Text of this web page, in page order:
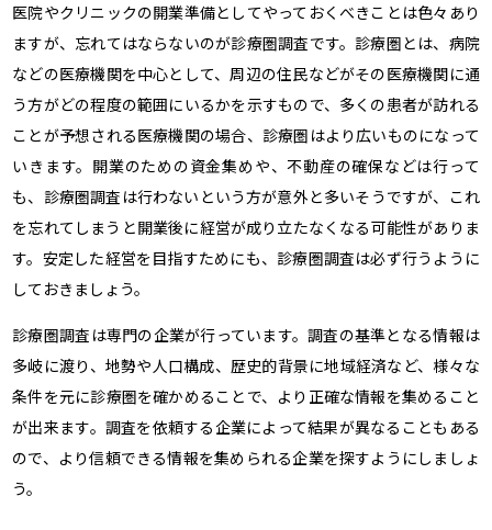
医院やクリニックの開業準備としてやっておくべきことは色々あり
ますが、忘れてはならないのが診療圏調査です。診療圏とは、病院
などの医療機関を中心として、周辺の住民などがその医療機関に通
う方がどの程度の範囲にいるかを示すもので、多くの患者が訪れる
ことが予想される医療機関の場合、診療圏はより広いものになって
いきます。開業のための資金集めや、不動産の確保などは行って
も、診療圏調査は行わないという方が意外と多いそうですが、これ
を忘れてしまうと開業後に経営が成り立たなくなる可能性がありま
す。安定した経営を目指すためにも、診療圏調査は必ず行うように
しておきましょう。
診療圏調査は専門の企業が行っています。調査の基準となる情報は
多岐に渡り、地勢や人口構成、歴史的背景に地域経済など、様々な
条件を元に診療圏を確かめることで、より正確な情報を集めること
が出来ます。調査を依頼する企業によって結果が異なることもある
ので、より信頼できる情報を集められる企業を探すようにしましょ
う。